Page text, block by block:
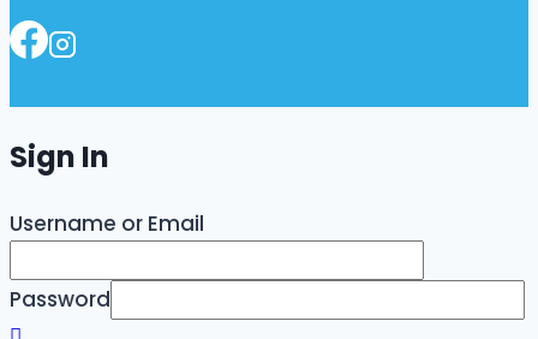
Sign In
Username or Email
Password